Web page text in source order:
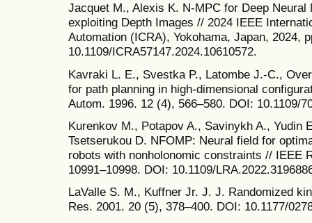
Jacquet M., Alexis K. N-MPC for Deep
exploiting Depth Images // 2024 IEEE
Automation (ICRA), Yokohama, Japan, 2024,
10.1109/ICRA57147.2024.10610572.
Kavraki L. E., Svestka P., Latombe J.-C.,
for path planning in high-dimensional
Autom. 1996. 12 (4), 566–580. DOI: 10.1109/
Kurenkov M., Potapov A., Savinykh A., Yudin
Tsetserukou D. NFOMP: Neural field for
robots with nonholonomic constraints // IEEE
10991–10998. DOI: 10.1109/
LaValle S. M., Kuffner Jr. J. J. Randomized
Res. 2001. 20 (5), 378–400. DOI: 10.1177/